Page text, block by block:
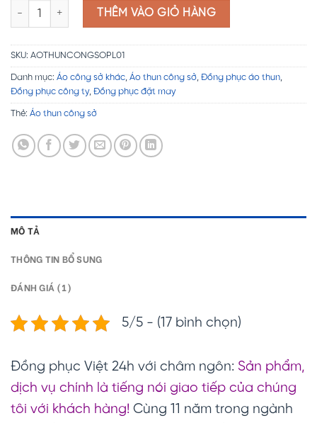
Áo thun công sở PL01 số lượng
THÊM VÀO GIỎ HÀNG
SKU: AOTHUNCONGSOPL01
Danh mục: Áo công sở khác, Áo thun công sở, Đồng phục áo thun,
Đồng phục công ty, Đồng phục đặt may
Thẻ: Áo thun công sở
MÔ TẢ
THÔNG TIN BỔ SUNG
ĐÁNH GIÁ (1)
5/5 - (17 bình chọn)
Đồng phục Việt 24h với châm ngôn: Sản phẩm,
dịch vụ chính là tiếng nói giao tiếp của chúng
tôi với khách hàng! Cùng 11 năm trong ngành